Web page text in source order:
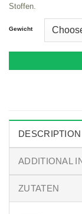
Stoffen.
Gewicht
DESCRIPTION
ADDITIONAL
ZUTATEN